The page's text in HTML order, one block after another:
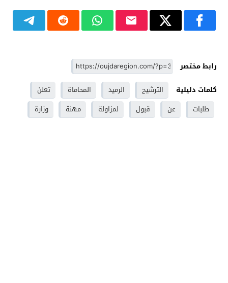
رابط مختصر
كلمات دليلية
الترشيح الرميد المحاماة
تعلن
طلبات
عن قبول لمزاولة مهنة وزارة